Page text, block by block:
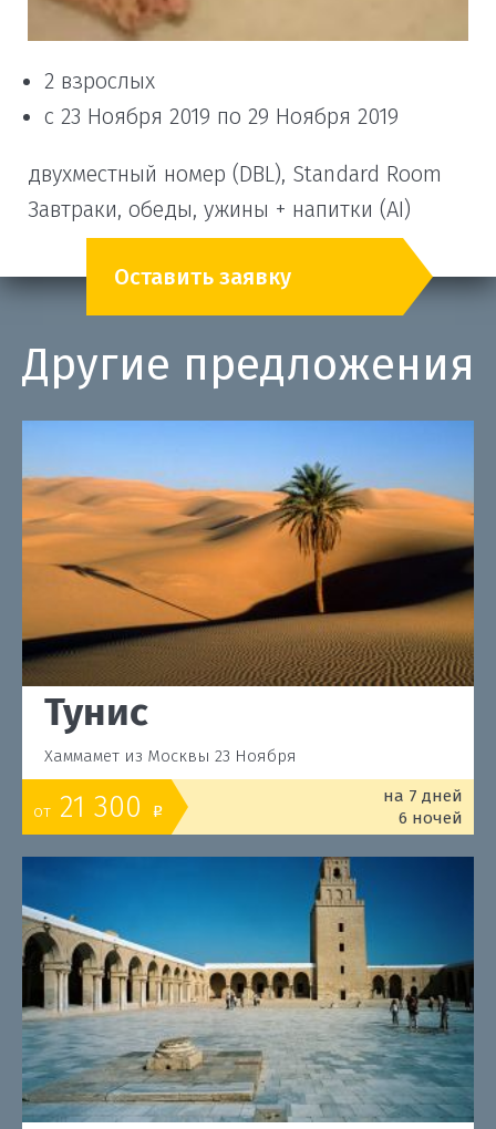
2 взрослых
с 23 Ноября 2019 по 29 Ноября 2019
двухместный номер (DBL), Standard Room
Завтраки, обеды, ужины + напитки (AI)
Оставить заявку
Другие предложения
Тунис
Хаммамет из Москвы 23 Ноября
от 21 300 o
на 7 дней
6 ночей